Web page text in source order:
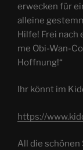
erwecken für
alleine
Hilfe! Frei nach
me Obi-Wan-
Hoffnung!“
Ihr könnt im
https://
All die schönen